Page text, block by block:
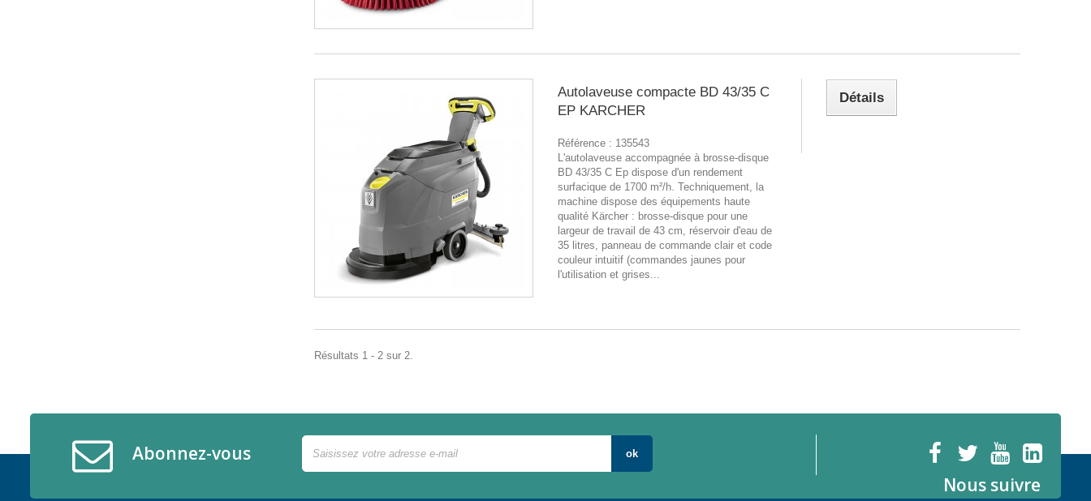
Autolaveuse compacte BD 43/35 C
EP KARCHER
Référence : 135543
L'autolaveuse accompagnée à brosse-disque
BD 43/35 C Ep dispose d'un rendement
surfacique de 1700 m²/h. Techniquement, la
machine dispose des équipements haute
qualité Kärcher : brosse-disque pour une
largeur de travail de 43 cm, réservoir d'eau de
35 litres, panneau de commande clair et code
couleur intuitif (commandes jaunes pour
l'utilisation et grises...
Détails
Résultats 1 - 2 sur 2.
Abonnez-vous ok
Nous suivre